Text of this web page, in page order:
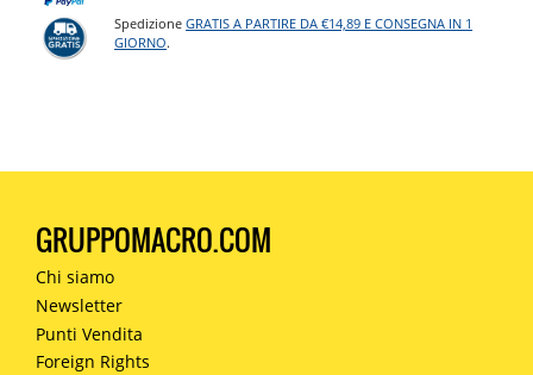
SpedizioneGRATIS A PARTIRE DA €14,89 E CONSEGNA IN 1
GIORNO.
GRUPPOMACRO.COM
Chi siamo
Newsletter
Punti Vendita
Foreign Rights